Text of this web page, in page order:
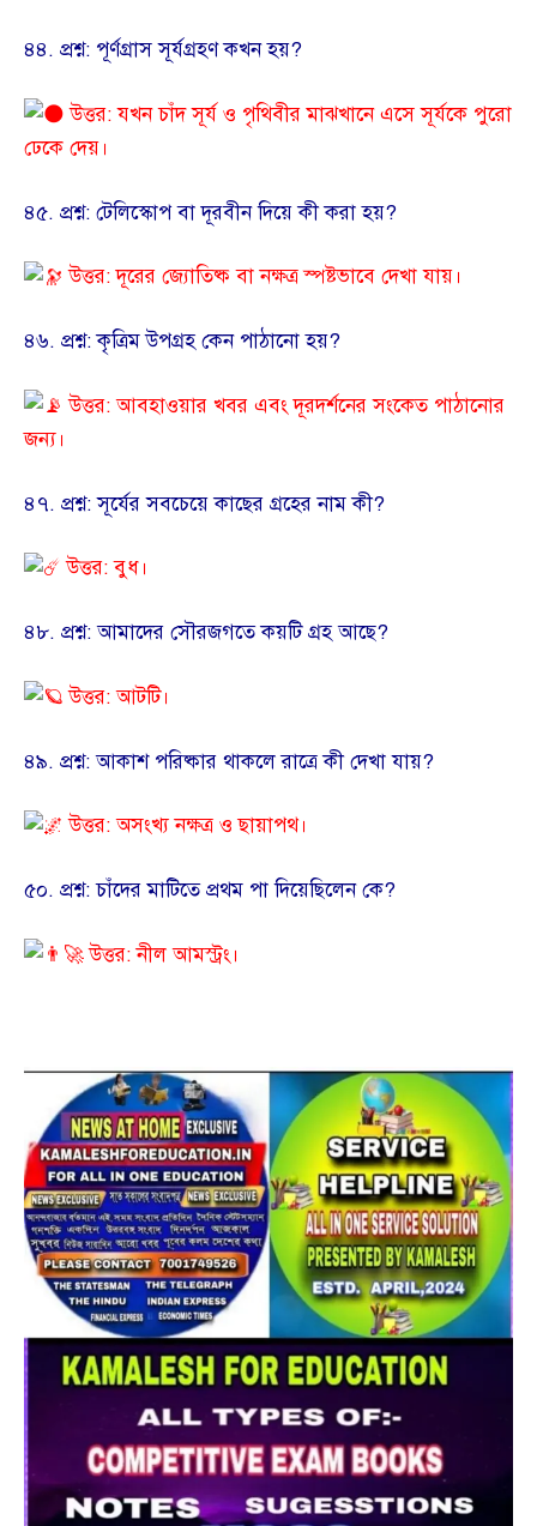
​৪৪. প্রশ্ন: পূর্ণগ্রাস সূর্যগ্রহণ কখন হয়?
উত্তর: যখন চাঁদ সূর্য ও পৃথিবীর মাঝখানে এসে সূর্যকে পুরো
ঢেকে দেয়।
​৪৫. প্রশ্ন: টেলিস্কোপ বা দূরবীন দিয়ে কী করা হয়?
উত্তর: দূরের জ্যোতিষ্ক বা নক্ষত্র স্পষ্টভাবে দেখা যায়।
​৪৬. প্রশ্ন: কৃত্রিম উপগ্রহ কেন পাঠানো হয়?
উত্তর: আবহাওয়ার খবর এবং দূরদর্শনের সংকেত পাঠানোর
জন্য।
​৪৭. প্রশ্ন: সূর্যের সবচেয়ে কাছের গ্রহের নাম কী?
উত্তর: বুধ।
​৪৮. প্রশ্ন: আমাদের সৌরজগতে কয়টি গ্রহ আছে?
উত্তর: আটটি।
​৪৯. প্রশ্ন: আকাশ পরিষ্কার থাকলে রাত্রে কী দেখা যায়?
উত্তর: অসংখ্য নক্ষত্র ও ছায়াপথ।
​৫০. প্রশ্ন: চাঁদের মাটিতে প্রথম পা দিয়েছিলেন কে?
উত্তর: নীল আমস্ট্রং।